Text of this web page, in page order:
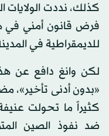
كذلك، نددت الولايات
فرض قانون أمني في
للديمقراطية في
لكن وانغ دافع عن
«بدون أدنى تأخير»،
كثيراً ما تحولت
ضد نفوذ الصين